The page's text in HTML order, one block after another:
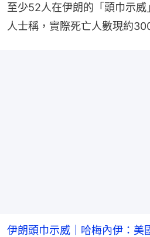
至少52人在伊朗的「頭巾示
人士稱，實際死亡人數現約
伊朗頭巾示威｜哈梅內伊：美